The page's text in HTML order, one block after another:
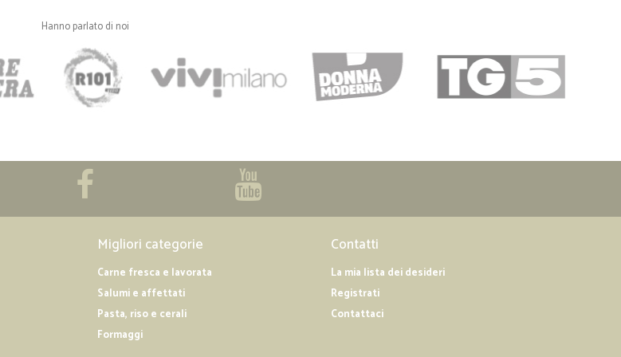
Hanno parlato di noi
Migliori categorie
Carne fresca e lavorata
Salumi e affettati
Pasta, riso e cerali
Formaggi
Contatti
La mia lista dei desideri
Registrati
Contattaci